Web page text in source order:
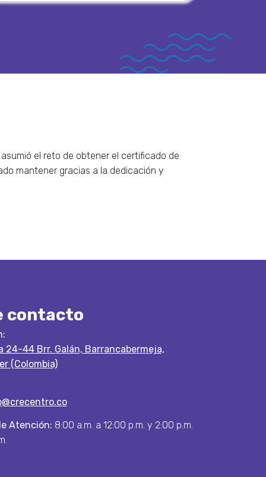
el reto de obtener el certificado de
mantener gracias a la dedicación y
contacto
24-44 Brr. Galán, Barrancabermeja,
(Colombia)
Atención: 8:00 a.m. a 12:00 p.m. y 2:00 p.m.